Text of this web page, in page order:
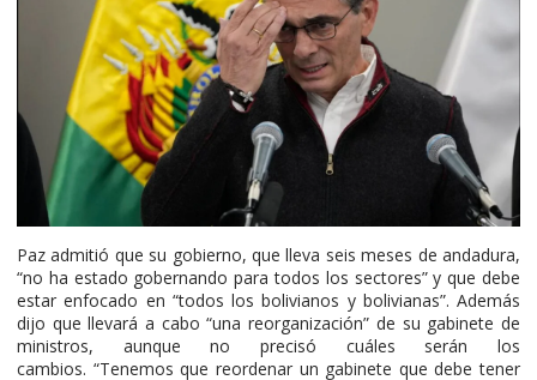
Paz admitió que su gobierno, que lleva seis meses de andadura,
“no ha estado gobernando para todos los sectores” y que debe
estar enfocado en “todos los bolivianos y bolivianas”. Además
dijo que llevará a cabo “una reorganización” de su gabinete de
ministros, aunque no precisó cuáles serán los
cambios. “Tenemos que reordenar un gabinete que debe tener